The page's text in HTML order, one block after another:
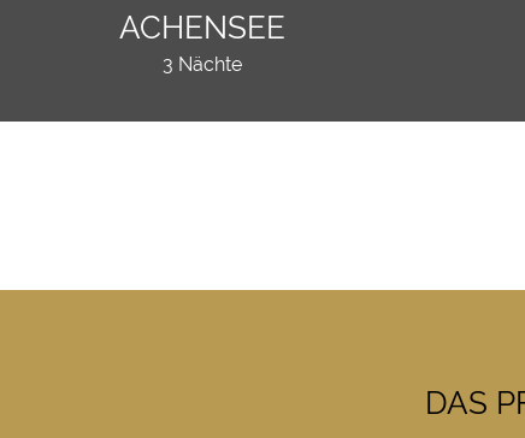
ACHENSEE
3 Nächte
DAS